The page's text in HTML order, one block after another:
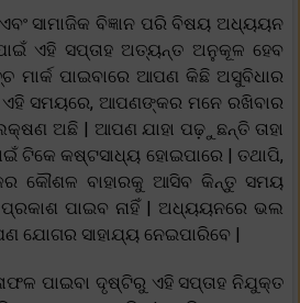
ଏବଂ ସାମାଜିକ ବିଜ୍ଞାନ ପରି ବିଷୟ ଅଧ୍ୟୟନ
ଏହି ସପ୍ତାହ ଅତ୍ୟନ୍ତ ଅନୁକୂଳ ହେବ
ମାର୍କ ପାଇବାରେ ଆପଣ କିଛି ଅସୁବିଧାର
ଏହି ସମୟରେ, ଆପଣଙ୍କର ମନେ ରଖିବାର
ଅଛି | ଆପଣ ଯାହା ପଢ଼ୁଛନ୍ତି ତାହା
ଟିକେ କଷ୍ଟସାଧ୍ୟ ହୋଇପାରେ | ତଥାପି,
କୌଶଳ ବାହାରକୁ ଆସିବ କିନ୍ତୁ ସମୟ
ପାଇବ ନାହିଁ | ଅଧ୍ୟୟନରେ ଭଲ
ଯୋଗର ସାହାଯ୍ୟ ନେଇପାରିବେ |
ପାଇବା ଦୃଷ୍ଟିରୁ ଏହି ସପ୍ତାହ ନିଯୁକ୍ତ